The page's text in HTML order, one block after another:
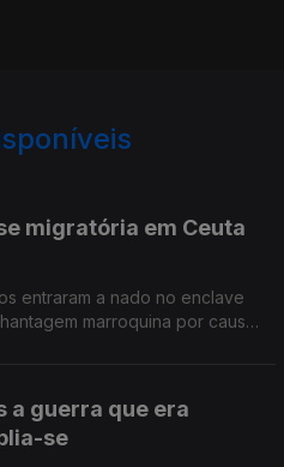
migratória em Ceuta
entraram a nado no enclave
marroquina por causa
a guerra que era
se